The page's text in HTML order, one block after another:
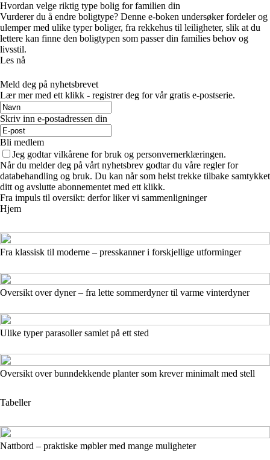
Hvordan velge riktig type bolig for familien din
Vurderer du å endre boligtype? Denne e-boken undersøker fordeler og
ulemper med ulike typer boliger, fra rekkehus til leiligheter, slik at du
lettere kan finne den boligtypen som passer din families behov og
livsstil.
Les nå
Meld deg på nyhetsbrevet
Lær mer med ett klikk - registrer deg for vår gratis e-postserie.
Skriv inn e-postadressen din
Bli medlem
Jeg godtar vilkårene for bruk og personvernerklæringen.
Når du melder deg på vårt nyhetsbrev godtar du våre regler for
databehandling og bruk. Du kan når som helst trekke tilbake samtykket
ditt og avslutte abonnementet med ett klikk.
Fra impuls til oversikt: derfor liker vi sammenligninger
Hjem
Fra klassisk til moderne – presskanner i forskjellige utforminger
Oversikt over dyner – fra lette sommerdyner til varme vinterdyner
Ulike typer parasoller samlet på ett sted
Oversikt over bunndekkende planter som krever minimalt med stell
Tabeller
Nattbord – praktiske møbler med mange muligheter